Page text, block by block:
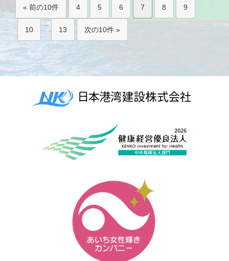
« 前の10件 4 5 6 7 8 9
10
...
13 次の10件 »